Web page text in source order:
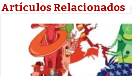
Artículos Relacionados